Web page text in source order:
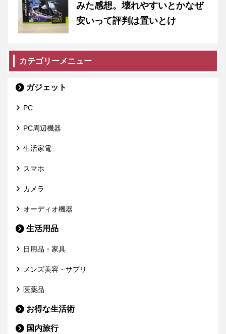
みた感想。壊れやすいとかなぜ
安いって評判は置いとけ
カテゴリーメニュー
ガジェット
PC
PC周辺機器
生活家電
スマホ
カメラ
オーディオ機器
生活用品
日用品・家具
メンズ美容・サプリ
医薬品
お得な生活術
国内旅行